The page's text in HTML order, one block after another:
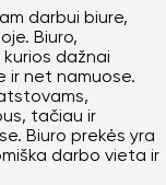
darbui biure,
Biuro,
dažnai
ir net namuose.
tačiau ir
Biuro prekės yra
darbo vieta ir